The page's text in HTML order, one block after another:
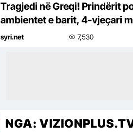
Tragjedi në Greqi! Prindërit
ambientet e barit, 4-vjeçari
pishinë
syri.net 7,530
NGA: